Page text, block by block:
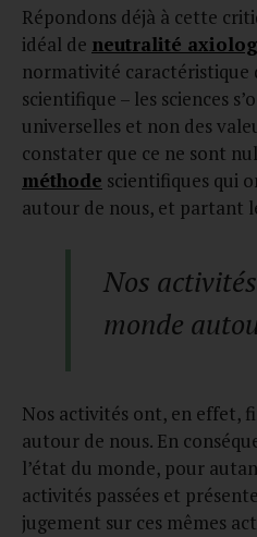
Répondons déjà à cette
idéal de neutralité
normativité caractéristique
scientifique – les sciences
universelles et non des
constater que ce ne sont
méthode scientifiques qui
autour de nous, et partant
Nos
monde
Nos activités ont, en effet,
autour de nous. En
l’état du monde, pour
activités passées et
jugement sur ces mêmes